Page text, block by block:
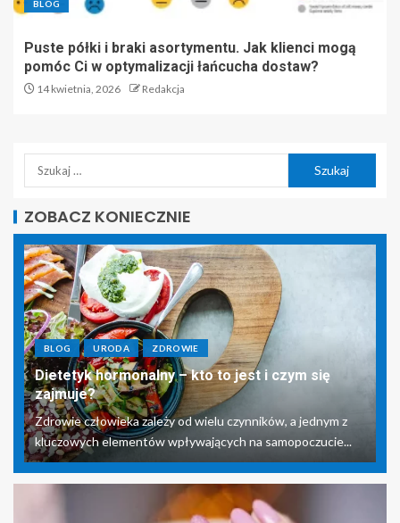
BLOG
Puste półki i braki asortymentu. Jak klienci mogą
pomóc Ci w optymalizacji łańcucha dostaw?
14 kwietnia, 2026 Redakcja
ZOBACZ KONIECZNIE
BLOG URODA ZDROWIE
Dietetyk hormonalny – kto to jest i czym się
zajmuje?
Zdrowie człowieka zależy od wielu czynników, a jednym z
kluczowych elementów wpływających na samopoczucie...